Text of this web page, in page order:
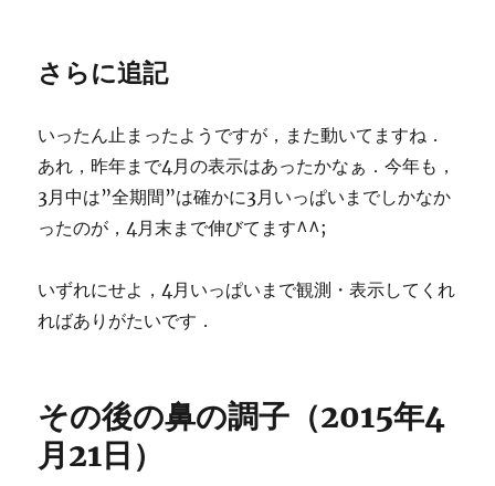
さらに追記
いったん止まったようですが，また動いてますね．
あれ，昨年まで4月の表示はあったかなぁ．今年も，
3月中は”全期間”は確かに3月いっぱいまでしかなか
ったのが，4月末まで伸びてます^^;
いずれにせよ，4月いっぱいまで観測・表示してくれ
ればありがたいです．
その後の鼻の調子（2015年4
月21日）